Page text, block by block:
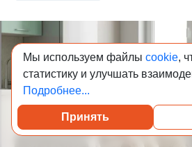
Посмотреть каталог
Мы используем файлы cookie,
статистику и улучшать
Подробнее...
Принять